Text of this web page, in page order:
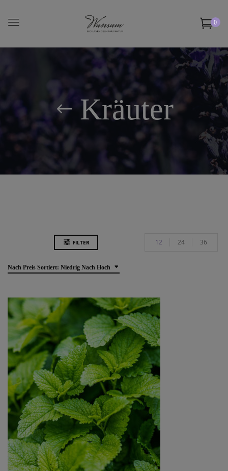
0
Kräuter
FILTER
Nach Preis Sortiert: Niedrig Nach Hoch
12 24 36